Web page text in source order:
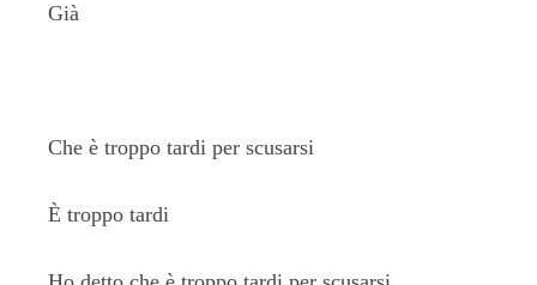
Già
Che è troppo tardi per scusarsi
È troppo tardi